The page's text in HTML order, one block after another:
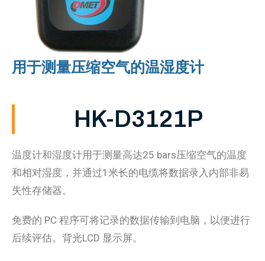
用于测量压缩空气的温湿度计
HK-D3121P
温度计和湿度计用于测量高达25 bars压缩空气的温度
和相对湿度，并通过1米长的电缆将数据录入内部非易
失性存储器。
免费的 PC 程序可将记录的数据传输到电脑，以便进行
后续评估。背光LCD 显示屏。